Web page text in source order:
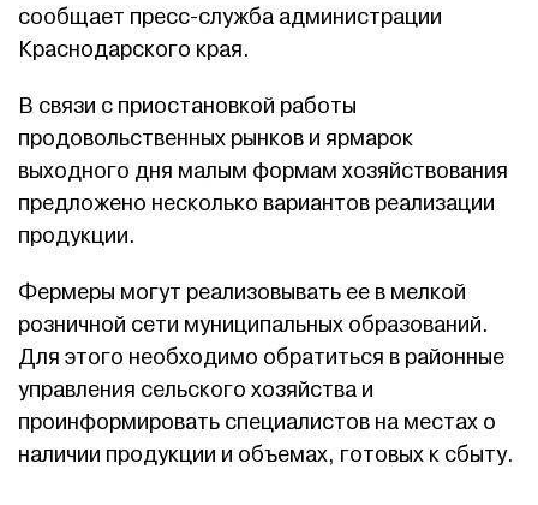
сообщает пресс-служба администрации
Краснодарского края.
В связи с приостановкой работы
продовольственных рынков и ярмарок
выходного дня малым формам хозяйствования
предложено несколько вариантов реализации
продукции.
Фермеры могут реализовывать ее в мелкой
розничной сети муниципальных образований.
Для этого необходимо обратиться в районные
управления сельского хозяйства и
проинформировать специалистов на местах о
наличии продукции и объемах, готовых к сбыту.